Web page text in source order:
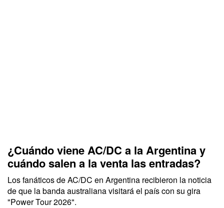
¿Cuándo viene AC/DC a la Argentina y
cuándo salen a la venta las entradas?
Los fanáticos de AC/DC en Argentina recibieron la noticia
de que la banda australiana visitará el país con su gira
"Power Tour 2026".